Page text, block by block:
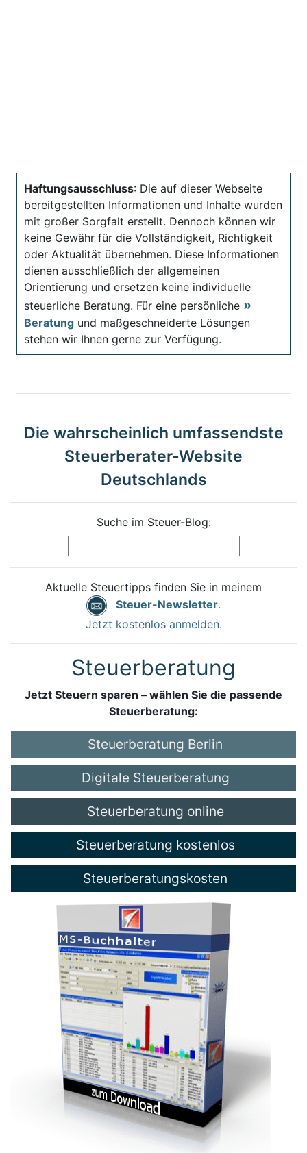
Haftungsausschluss: Die auf dieser Webseite
bereitgestellten Informationen und Inhalte wurden
mit großer Sorgfalt erstellt. Dennoch können wir
keine Gewähr für die Vollständigkeit, Richtigkeit
oder Aktualität übernehmen. Diese Informationen
dienen ausschließlich der allgemeinen
Orientierung und ersetzen keine individuelle
steuerliche Beratung. Für eine persönliche
Beratung und maßgeschneiderte Lösungen
stehen wir Ihnen gerne zur Verfügung.
Die wahrscheinlich umfassendste
Steuerberater-Website
Deutschlands
Suche im Steuer-Blog:
Aktuelle Steuertipps finden Sie in meinem
Steuer-Newsletter.
Jetzt kostenlos anmelden.
Steuerberatung
Jetzt Steuern sparen – wählen Sie die passende
Steuerberatung:
Steuerberatung Berlin
Digitale Steuerberatung
Steuerberatung online
Steuerberatung kostenlos
Steuerberatungskosten